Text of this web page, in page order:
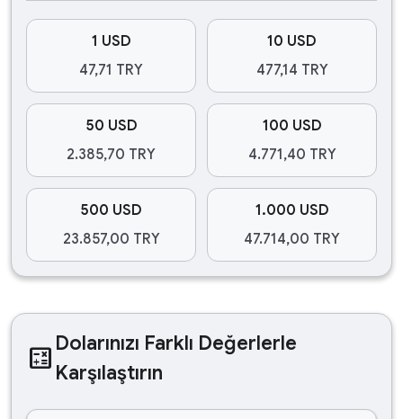
1 USD
47,71 TRY
10 USD
477,14 TRY
50 USD
2.385,70 TRY
100 USD
4.771,40 TRY
500 USD
23.857,00 TRY
1.000 USD
47.714,00 TRY
calculate Dolarınızı Farklı Değerlerle
Karşılaştırın